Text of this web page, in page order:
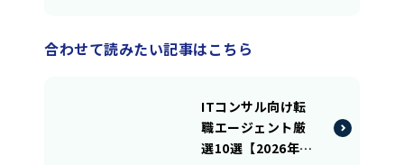
合わせて読みたい記事はこちら
ITコンサル向け転
職エージェント厳
選10選【2026年6